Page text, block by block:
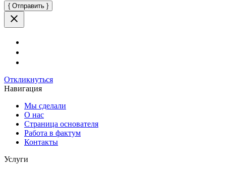
Оставьте
это
поле
Откликнуться
Навигация
Мы сделали
О нас
Страница основателя
Работа в фактум
Контакты
Услуги